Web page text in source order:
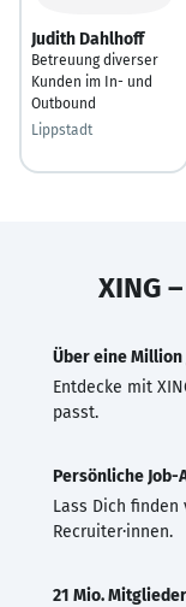
Judith Dahlhoff
Betreuung diverser
Kunden im In- und
Outbound
Lippstadt
XING
Über eine Million
Entdecke mit
passt.
Persönliche Job-
Lass Dich finden
Recruiter·innen.
21 Mio. Mitglieder